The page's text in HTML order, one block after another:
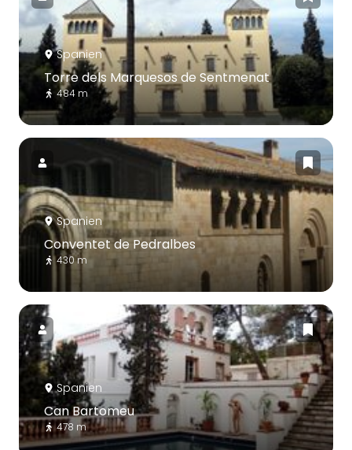
Spanien
Torre dels Marquesos de Sentmenat
484 m
Spanien
Conventet de Pedralbes
430 m
Spanien
Can Bartomeu
478 m